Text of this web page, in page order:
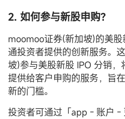
2. 如何参与新股申购？
moomoo证券(新加坡)的美
通投资者提供的创新服务。
坡)参与美股新股 IPO 分销
提供给客户申购的服务，旨
新的门槛。
投资者可通过「app - 账户 -